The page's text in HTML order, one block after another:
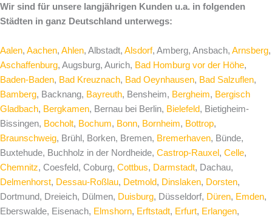
Wir sind für unsere langjährigen Kunden u.a. in folgenden
Städten in ganz Deutschland unterwegs:
Aalen, Aachen, Ahlen, Albstadt, Alsdorf, Amberg, Ansbach, Arnsberg,
Aschaffenburg, Augsburg, Aurich, Bad Homburg vor der Höhe,
Baden-Baden, Bad Kreuznach, Bad Oeynhausen, Bad Salzuflen,
Bamberg, Backnang, Bayreuth, Bensheim, Bergheim, Bergisch
Gladbach, Bergkamen, Bernau bei Berlin, Bielefeld, Bietigheim-
Bissingen, Bocholt, Bochum, Bonn, Bornheim, Bottrop,
Braunschweig, Brühl, Borken, Bremen, Bremerhaven, Bünde,
Buxtehude, Buchholz in der Nordheide, Castrop-Rauxel , Celle,
Chemnitz, Coesfeld, Coburg, Cottbus, Darmstadt, Dachau,
Delmenhorst, Dessau-Roßlau, Detmold, Dinslaken, Dorsten,
Dortmund, Dreieich, Dülmen, Duisburg, Düsseldorf, Düren, Emden,
Eberswalde, Eisenach, Elmshorn, Erftstadt, Erfurt, Erlangen,